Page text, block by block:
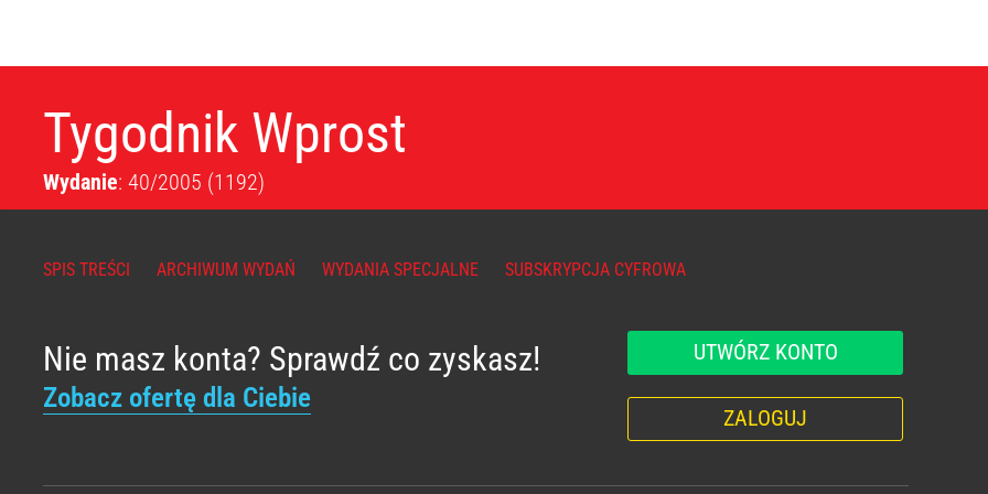
Tygodnik Wprost
Wydanie: 40/2005 (1192)
SPIS TREŚCI ARCHIWUM WYDAŃ WYDANIA SPECJALNE SUBSKRYPCJA CYFROWA
Nie masz konta? Sprawdź co zyskasz!
Zobacz ofertę dla Ciebie
UTWÓRZ KONTO
ZALOGUJ